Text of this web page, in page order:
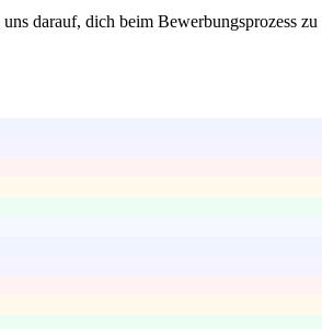
darauf, dich beim Bewerbungsprozess